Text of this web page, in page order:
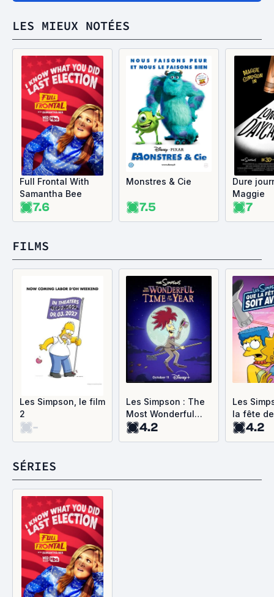
LES MIEUX NOTÉES
Full Frontal With
Samantha Bee
7.6
Monstres & Cie
7.5
Dure
Maggie
7
FILMS
Les Simpson, le film
2
-
Les Simpson : The
Most Wonderful
Time Of The Year
4.2
Les
la fête
soit avec
4.2
SÉRIES